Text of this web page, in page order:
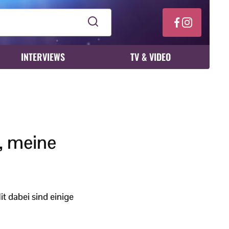
INTERVIEWS TV & VIDEO
meine
dabei sind einige